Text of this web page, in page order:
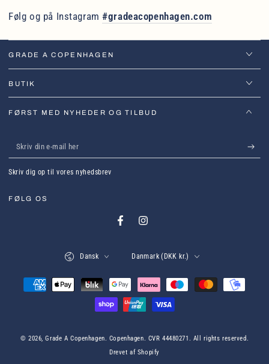
Følg og på Instagram#gradeacopenhagen.com
GRADE A COPENHAGEN
BUTIK
FØRST MED NYHEDER OG TILBUD
Skriv
din
mail
Skriv dig op til vores nyhedsbrev
FØLG OS
FacebookInstagram
© 2026,Grade A Copenhagen . Copenhagen. CVR 44480271. All rights reserved.
Drevet af Shopify
Dansk
Danmark (DKK kr.)
Betalingsmetoder